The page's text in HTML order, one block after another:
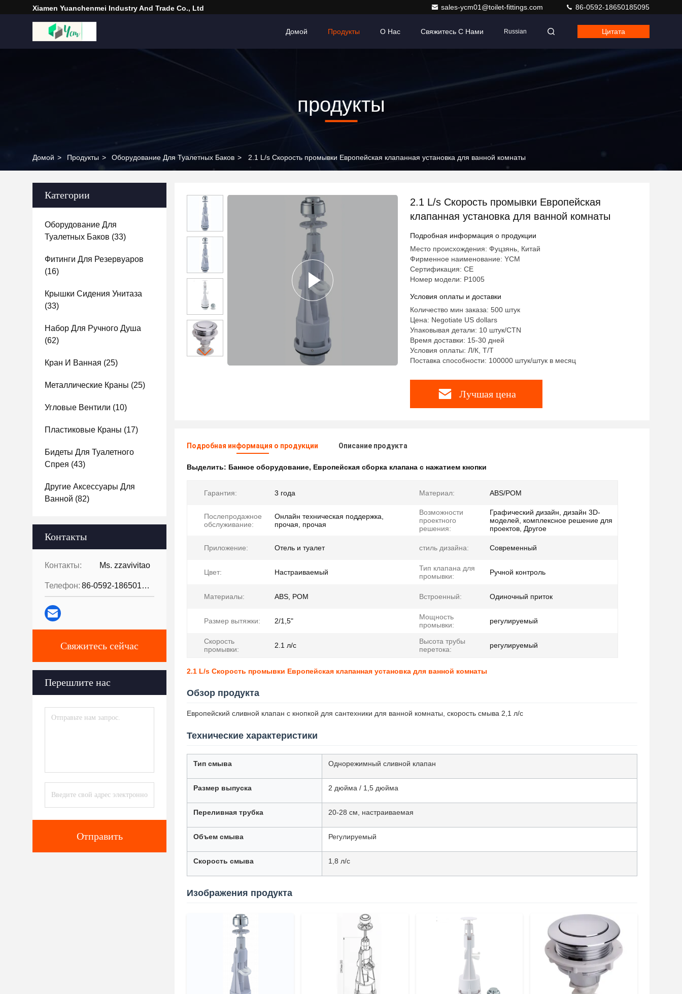
Xiamen Yuanchenmei Industry And Trade Co., Ltd sales-ycm01@toilet-fittings.com 86-0592-18650185095
Домой Продукты О Нас Свяжитесь С Нами Russian Цитата
продукты
Домой > Продукты > Оборудование Для Туалетных Баков > 2.1 L/s Скорость промывки Европейская клапанная установка для ванной комнаты
Категории
Оборудование Для
Туалетных Баков (33)
Фитинги Для Резервуаров
(16)
Крышки Сидения Унитаза
(33)
Набор Для Ручного Душа
(62)
Кран И Ванная (25)
Металлические Краны (25)
Угловые Вентили (10)
Пластиковые Краны (17)
Бидеты Для Туалетного
Спрея (43)
Другие Аксессуары Для
Ванной (82)
Контакты
Контакты: Ms. zzavivitao
Телефон: 86-0592-18650185095
Свяжитесь сейчас
Перешлите нас
Отправить
2.1 L/s Скорость промывки Европейская
клапанная установка для ванной комнаты
Подробная информация о продукции
Место происхождения: Фуцзянь, Китай
Фирменное наименование: YCM
Сертификация: CE
Номер модели: P1005
Условия оплаты и доставки
Количество мин заказа: 500 штук
Цена: Negotiate US dollars
Упаковывая детали: 10 штук/CTN
Время доставки: 15-30 дней
Условия оплаты: Л/К, Т/Т
Поставка способности: 100000 штук/штук в месяц
Лучшая цена
Подробная информация о продукции Описание продукта
Выделить: Банное оборудование, Европейская сборка клапана с нажатием кнопки
Гарантия: 3 года Материал: ABS/POM
Послепродажное
обслуживание:
Онлайн техническая поддержка,
прочая, прочая
Возможности
проектного
решения:
Графический дизайн, дизайн 3D-
моделей, комплексное решение для
проектов, Другое
Приложение: Отель и туалет стиль дизайна: Современный
Цвет: Настраиваемый
Тип клапана для
промывки:
Ручной контроль
Материалы: ABS, POM Встроенный: Одиночный приток
Размер вытяжки: 2/1,5"
Мощность
промывки:
регулируемый
Скорость
промывки:
2.1 л/с
Высота трубы
перетока:
регулируемый
2.1 L/s Скорость промывки Европейская клапанная установка для ванной комнаты
Обзор продукта
Европейский сливной клапан с кнопкой для сантехники для ванной комнаты, скорость смыва 2,1 л/с
Технические характеристики
Тип смыва Однорежимный сливной клапан
Размер выпуска 2 дюйма / 1,5 дюйма
Переливная трубка 20-28 см, настраиваемая
Объем смыва Регулируемый
Скорость смыва 1,8 л/с
Изображения продукта